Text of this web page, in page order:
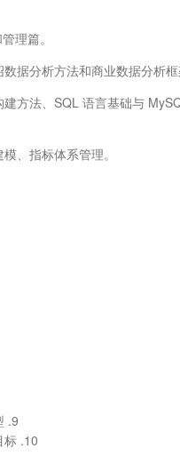
理篇。
据分析方法和商业数据分析
方法、SQL 语言基础与
、指标体系管理。
.9
.10